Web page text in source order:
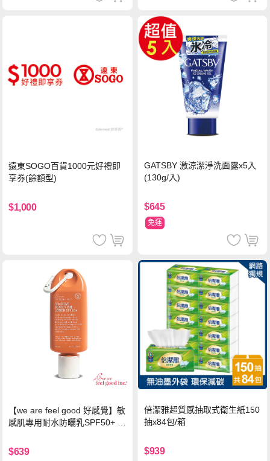
遠東SOGO百貨1000元好禮即
享券(餘額型)
$1,000
GATSBY 激涼潔淨洗面露x5入
(130g/入)
$645
免運
【we are feel good 好感覺】敏
感肌專用耐水防曬乳SPF50+ 7
$639
倍潔雅超質感抽取式衛生紙150
抽x84包/箱
$939